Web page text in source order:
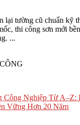
lại tường cũ chuẩn kỹ
thi công sơn mới
...
Công Nghiệp Từ A–Z:
Vững Hơn 20 Năm